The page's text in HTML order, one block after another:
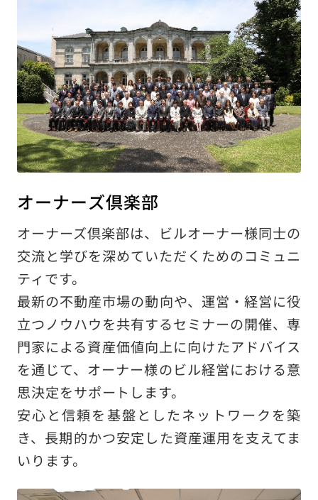
オーナーズ倶楽部
オーナーズ倶楽部は、ビルオーナー様同士の
交流と学びを深めていただくためのコミュニ
ティです。
最新の不動産市場の動向や、運営・経営に役
立つノウハウを共有するセミナーの開催、専
門家による資産価値向上に向けたアドバイス
を通じて、オーナー様のビル経営における意
思決定をサポートします。
安心と信頼を基盤としたネットワークを築
き、長期的かつ安定した資産運用を支えてま
いります。